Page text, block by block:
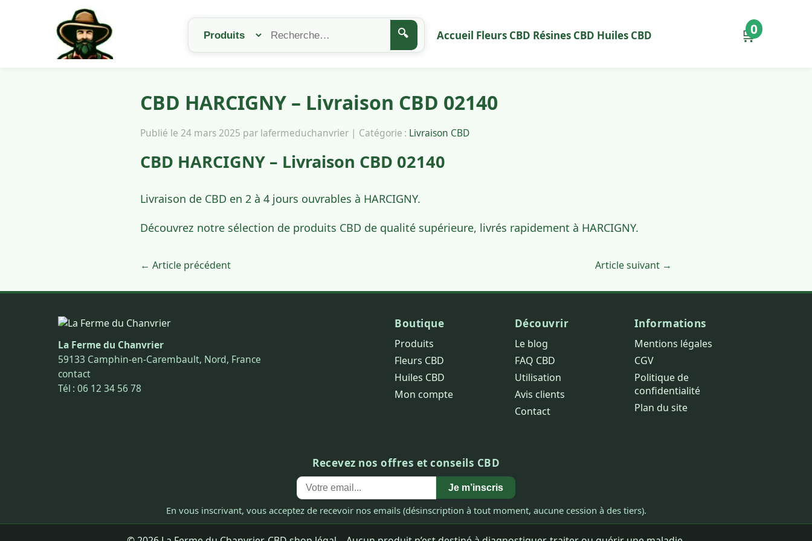
🔍 Accueil Fleurs CBD Résines CBD Huiles CBD 🛒
0
CBD HARCIGNY – Livraison CBD 02140
Publié le 24 mars 2025 par lafermeduchanvrier | Catégorie : Livraison CBD
CBD HARCIGNY – Livraison CBD 02140
Livraison de CBD en 2 à 4 jours ouvrables à HARCIGNY.
Découvrez notre sélection de produits CBD de qualité supérieure, livrés rapidement à HARCIGNY.
← Article précédent Article suivant →
La Ferme du Chanvrier
59133 Camphin-en-Carembault, Nord, France
contact
Tél : 06 12 34 56 78
Boutique
Produits
Fleurs CBD
Huiles CBD
Mon compte
Découvrir
Le blog
FAQ CBD
Utilisation
Avis clients
Contact
Informations
Mentions légales
CGV
Politique de
confidentialité
Plan du site
Recevez nos offres et conseils CBD
Je m’inscris
En vous inscrivant, vous acceptez de recevoir nos emails (désinscription à tout moment, aucune cession à des tiers).